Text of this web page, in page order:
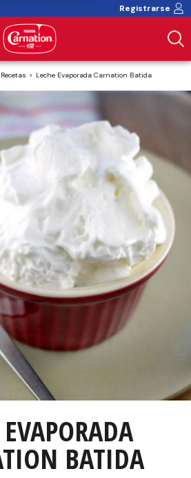
Registrarse
Recetas Leche Evaporada Carnation Batida
BATIDA